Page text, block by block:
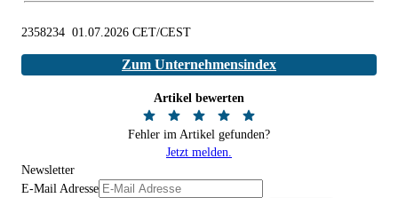
2358234 01.07.2026 CET/CEST
Zum Unternehmensindex
Artikel bewerten
Fehler im Artikel gefunden?
Jetzt melden.
Newsletter
E-Mail Adresse